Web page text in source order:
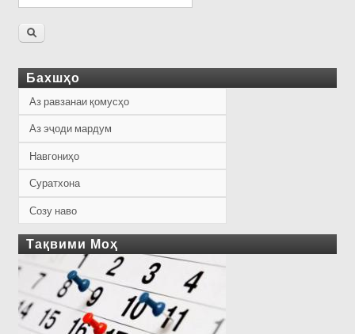
Бахшҳо
Аз равзанаи қомусҳо
Аз эҷоди мардум
Навгониҳо
Суратхона
Созу наво
Тақвими Моҳ